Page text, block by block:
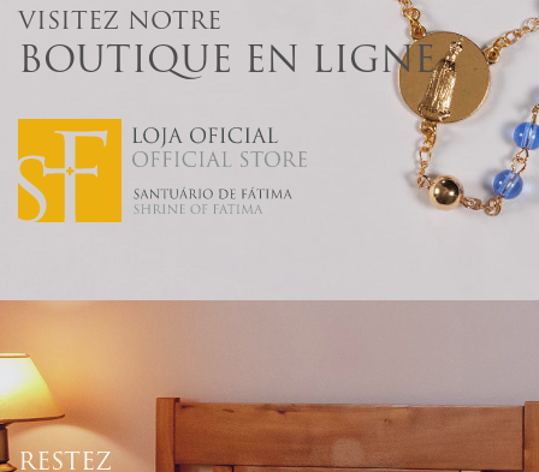
VISITEZ NOTRE
BOUTIQUE EN LIGNE
RESTEZ